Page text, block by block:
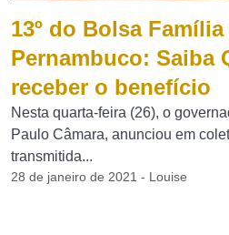
13º do Bolsa Família
Pernambuco: Saiba
receber o benefício
Nesta quarta-feira (26), o
Paulo Câmara, anunciou em
transmitida...
28 de janeiro de 2021 - Louise